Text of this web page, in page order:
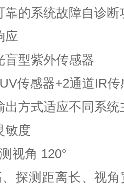
靠的系统故障自诊断
应
盲型紫外传感器
UV传感器+2通道IR传
出方式适应不同系
敏度
视角 120°
探测距离长、视